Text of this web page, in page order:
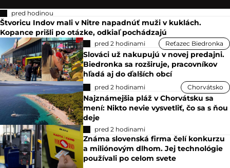
pred hodinou
Štvoricu Indov mali v Nitre napadnúť muži v kuklách.
Kopance prišli po otázke, odkiaľ pochádzajú
pred 2 hodinami Reťazec Biedronka
Slováci už nakupujú v novej predajni.
Biedronka sa rozširuje, pracovníkov
hľadá aj do ďalších obcí
pred 2 hodinami Chorvátsko
Najznámejšia pláž v Chorvátsku sa
mení: Nikto nevie vysvetliť, čo sa s ňou
deje
pred 2 hodinami
Známa slovenská firma čelí konkurzu
a miliónovým dlhom. Jej technológie
používali po celom svete